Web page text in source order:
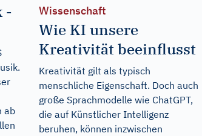
-
ab
Wissenschaft
Wie KI unsere
Kreativität beeinflusst
Kreativität gilt als typisch
menschliche Eigenschaft. Doch auch
große Sprachmodelle wie ChatGPT,
die auf Künstlicher Intelligenz
beruhen, können inzwischen